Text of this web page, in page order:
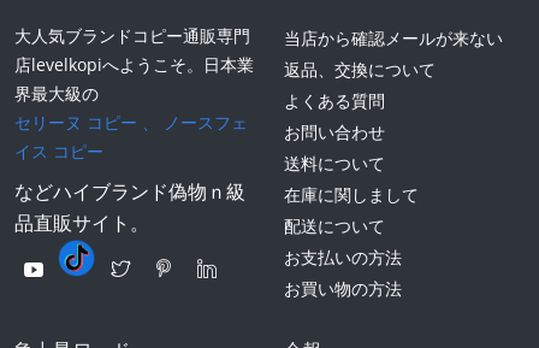
大人気ブランドコピー通販専門
店levelkopiへようこそ。日本業
界最大級の
セリーヌ コピー 、
ノースフェ
イス コピー
などハイブランド偽物ｎ級
品直販サイト。
当店から確認メールが来ない
返品、交換について
よくある質問
お問い合わせ
送料について
在庫に関しまして
配送について
お支払いの方法
お買い物の方法